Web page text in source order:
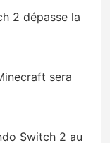
2 dépasse la
sera
Switch 2 au